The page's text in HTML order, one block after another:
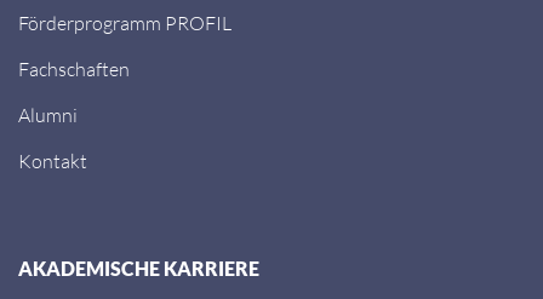
Förderprogramm PROFIL
Fachschaften
Alumni
Kontakt
AKADEMISCHE KARRIERE